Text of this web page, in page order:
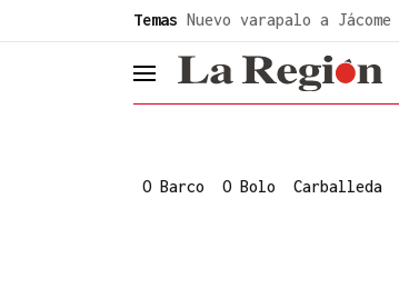
Temas Nuevo varapalo a Jácome
header.menu.open
O Barco O Bolo Carballeda